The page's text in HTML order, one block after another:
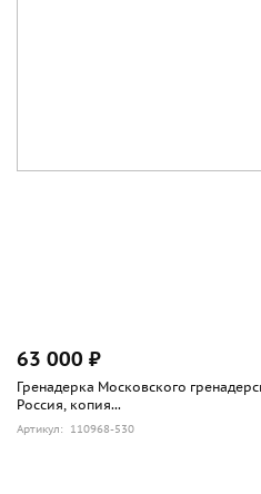
63 000 ₽
Гренадерка Московского
Россия, копия...
Артикул: 110968-530